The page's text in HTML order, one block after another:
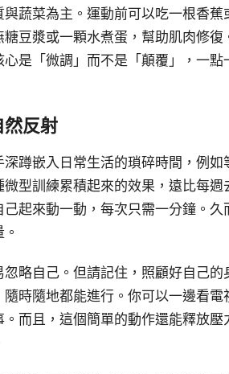
蔬菜為主。運動前可以吃一根香
豆漿或一顆水煮蛋，幫助肌肉修
是「微調」而不是「顛覆」，一
然反射
蹲嵌入日常生活的瑣碎時間，例
型訓練累積起來的效果，遠比每
起來動一動，每次只需一分鐘。
略自己。但請記住，照顧好自己
時隨地都能進行。你可以一邊看電
而且，這個簡單的動作還能釋放